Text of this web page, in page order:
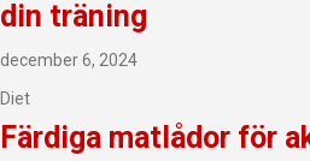
din träning
december 6, 2024
Diet
Färdiga matlådor för